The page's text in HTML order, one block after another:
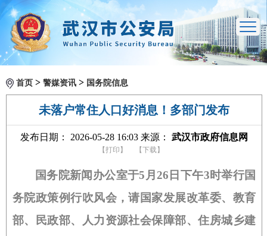
首页 > 警媒资讯 > 国务院信息
未落户常住人口好消息！多部门发布
发布日期： 2026-05-28 16:03 来源： 武汉市政府信息网
【打印】 【下载】
国务院新闻办公室于5月26日下午3时举行国
务院政策例行吹风会，请国家发展改革委、教育
部、民政部、人力资源社会保障部、住房城乡建